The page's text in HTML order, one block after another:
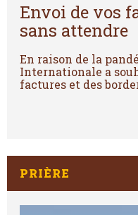
Envoi de vos
sans attendre
En raison de la
Internationale a
factures et des
PRIÈRE